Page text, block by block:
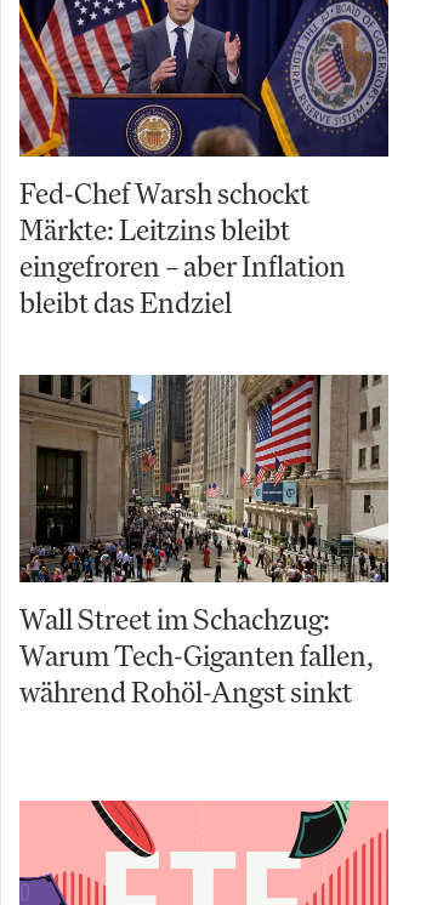
Fed-Chef Warsh schockt
Märkte: Leitzins bleibt
eingefroren – aber Inflation
bleibt das Endziel
Wall Street im Schachzug:
Warum Tech-Giganten fallen,
während Rohöl-Angst sinkt